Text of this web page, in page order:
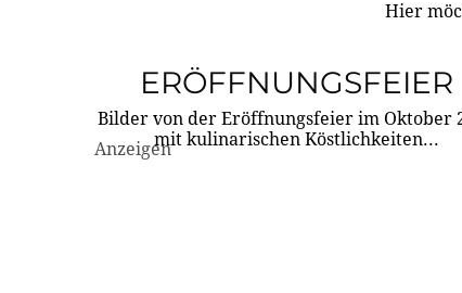
Hier
ERÖFFNUNGSFEIER
Bilder von der Eröffnungsfeier im Oktober
mit kulinarischen Köstlichkeiten...
Anzeigen